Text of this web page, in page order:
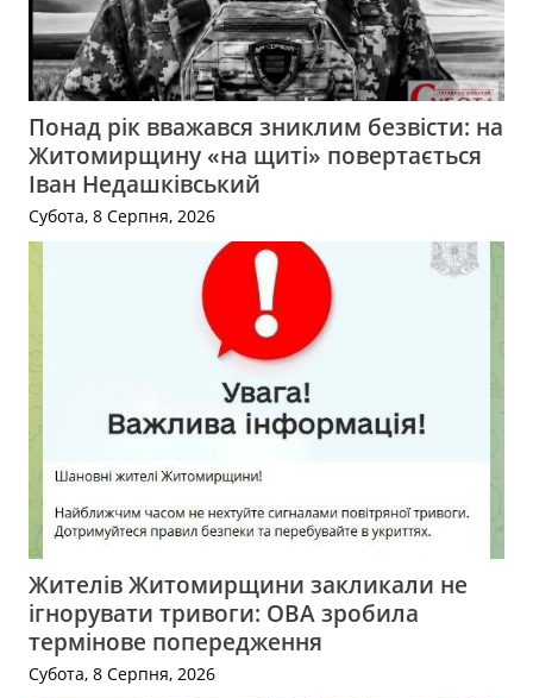
Понад рік вважався зниклим безвісти: на
Житомирщину «на щиті» повертається
Іван Недашківський
Субота, 8 Серпня, 2026
Жителів Житомирщини закликали не
ігнорувати тривоги: ОВА зробила
термінове попередження
Субота, 8 Серпня, 2026